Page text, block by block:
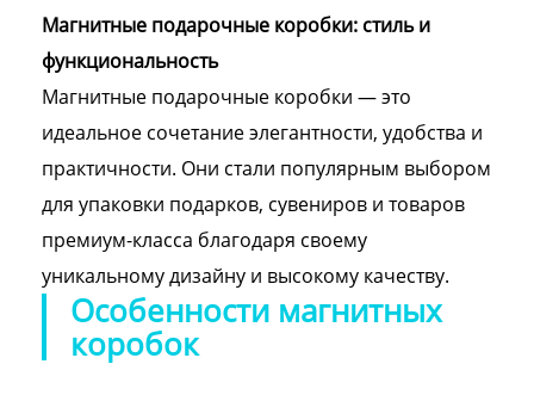
Магнитные подарочные коробки: стиль и
функциональность
Магнитные подарочные коробки — это
идеальное сочетание элегантности, удобства и
практичности. Они стали популярным выбором
для упаковки подарков, сувениров и товаров
премиум-класса благодаря своему
уникальному дизайну и высокому качеству.
Особенности магнитных
коробок